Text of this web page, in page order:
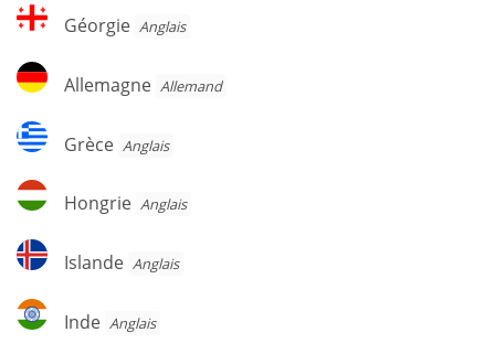
Géorgie
Géorgie Anglais
Allemagne
Allemagne Allemand
Grèce
Grèce Anglais
Hongrie
Hongrie Anglais
Islande
Islande Anglais
Inde
Inde Anglais